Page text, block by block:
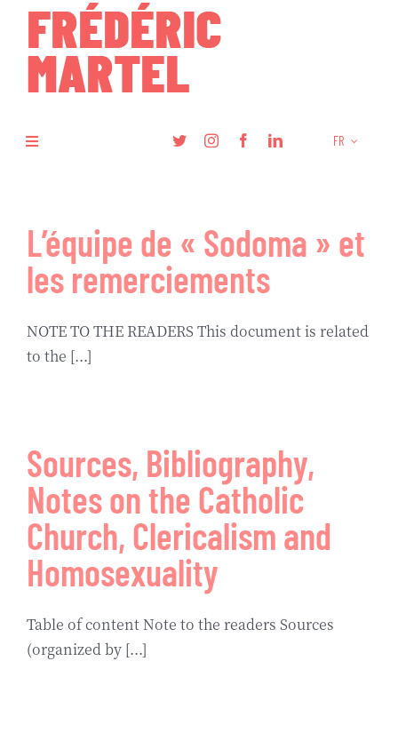
content
Toggle
Recherche
Podcasts
Contact
FR
L’équipe de « Sodoma » et
les remerciements
NOTE TO THE READERS This document is related
to the [...]
Sources, Bibliography,
Notes on the Catholic
Church, Clericalism and
Homosexuality
Table of content Note to the readers Sources
(organized by [...]